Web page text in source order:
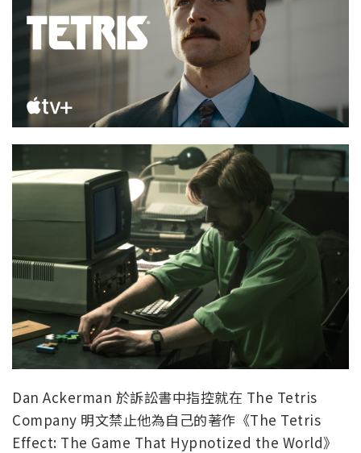
Dan Ackerman 於訴訟書中指控就在 The Tetris
Company 明文禁止他為自己的著作《The Tetris
Effect: The Game That Hypnotized the World》